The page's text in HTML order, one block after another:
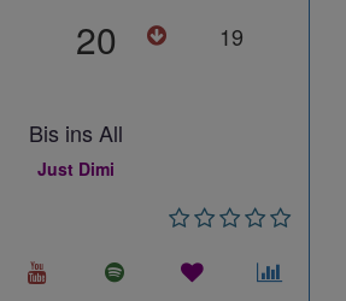
20 19
Bis ins All
Just Dimi